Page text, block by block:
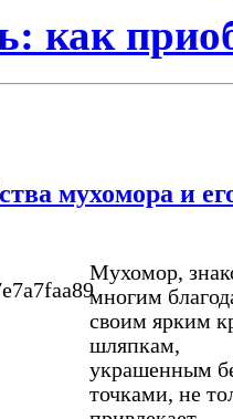
как
мухомора и
Мухомор,
многим
своим ярким
шляпкам,
украшенным
точками, не